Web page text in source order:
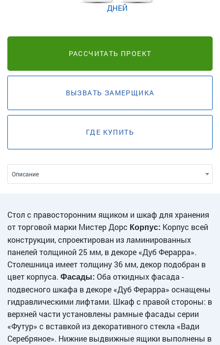
ДНЕЙ
РАССЧИТАТЬ ПРОЕКТ
ВЫЗВАТЬ ЗАМЕРЩИКА
ГДЕ КУПИТЬ
Описание
Стол с правосторонним ящиком и шкаф для хранения
от торговой марки Мистер Дорс Корпус: Корпус всей
конструкции, спроектирован из ламинированных
панелей толщиной 25 мм, в декоре «Дуб Ферарра».
Столешница имеет толщину 36 мм, декор подобран в
цвет корпуса. Фасады: Оба откидных фасада -
подвесного шкафа в декоре «Дуб Ферарра» оснащены
гидравлическими лифтами. Шкаф с правой стороны: в
верхней части установлены рамные фасады серии
«Футур» с вставкой из декоративного стекла «Вади
Серебряное». Нижние выдвижные ящики выполнены в